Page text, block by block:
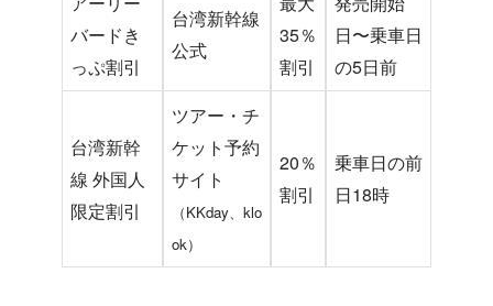
バードき
っぷ割引
台湾新幹線
公式
35％
割引
日〜乗車日
の5日前
台湾新幹
線 外国人
限定割引
ツアー・チ
ケット予約
サイト
（KKday、klo
ok）
20％
割引
乗車日の前
日18時